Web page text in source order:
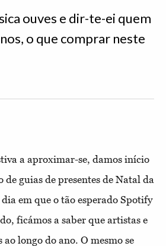
ouves e dir-te-ei quem
o que comprar neste
a aproximar-se, damos início
de guias de presentes de Natal da
em que o tão esperado Spotify
ficámos a saber que artistas e
longo do ano. O mesmo se